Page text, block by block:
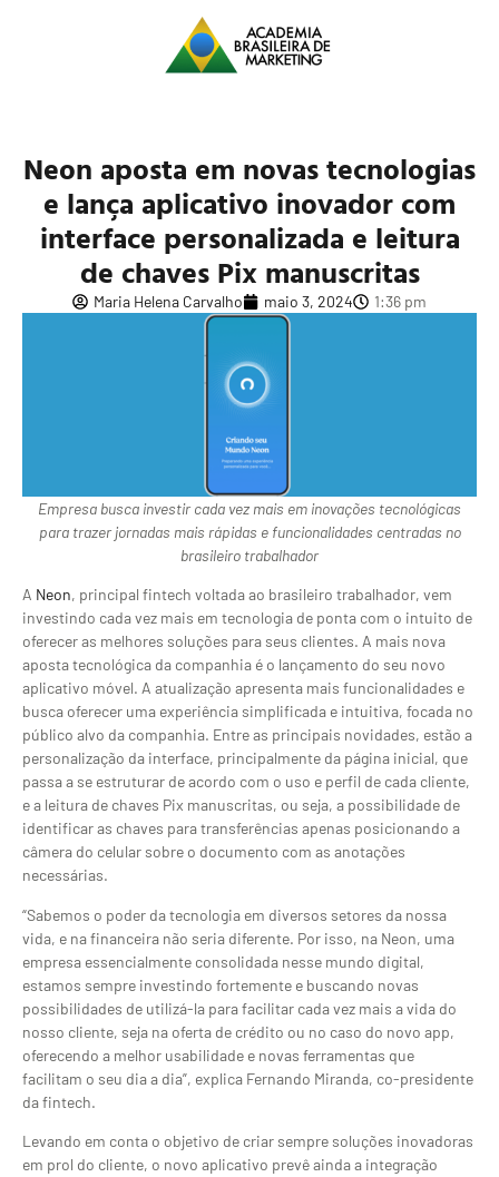
Neon aposta em novas tecnologias
e lança aplicativo inovador com
interface personalizada e leitura
de chaves Pix manuscritas
Maria Helena Carvalho maio 3, 2024 1:36 pm
Empresa busca investir cada vez mais em inovações tecnológicas
para trazer jornadas mais rápidas e funcionalidades centradas no
brasileiro trabalhador
A Neon, principal fintech voltada ao brasileiro trabalhador, vem
investindo cada vez mais em tecnologia de ponta com o intuito de
oferecer as melhores soluções para seus clientes. A mais nova
aposta tecnológica da companhia é o lançamento do seu novo
aplicativo móvel. A atualização apresenta mais funcionalidades e
busca oferecer uma experiência simplificada e intuitiva, focada no
público alvo da companhia. Entre as principais novidades, estão a
personalização da interface, principalmente da página inicial, que
passa a se estruturar de acordo com o uso e perfil de cada cliente,
e a leitura de chaves Pix manuscritas, ou seja, a possibilidade de
identificar as chaves para transferências apenas posicionando a
câmera do celular sobre o documento com as anotações
necessárias.
“Sabemos o poder da tecnologia em diversos setores da nossa
vida, e na financeira não seria diferente. Por isso, na Neon, uma
empresa essencialmente consolidada nesse mundo digital,
estamos sempre investindo fortemente e buscando novas
possibilidades de utilizá-la para facilitar cada vez mais a vida do
nosso cliente, seja na oferta de crédito ou no caso do novo app,
oferecendo a melhor usabilidade e novas ferramentas que
facilitam o seu dia a dia”, explica Fernando Miranda, co-presidente
da fintech.
Levando em conta o objetivo de criar sempre soluções inovadoras
em prol do cliente, o novo aplicativo prevê ainda a integração